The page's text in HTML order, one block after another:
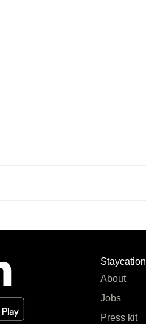
Staycation
About
Jobs
Press kit